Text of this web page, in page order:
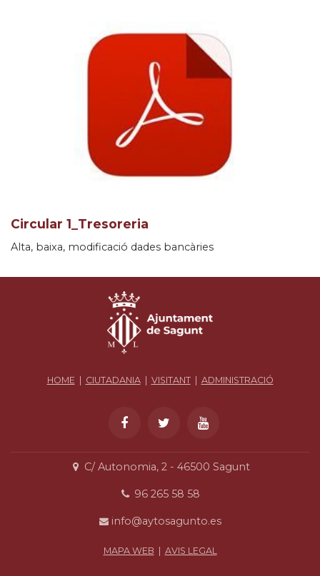
Circular 1_Tresoreria
Alta, baixa, modificació dades bancàries
HOME| CIUTADANIA| VISITANT| ADMINISTRACIÓ
C/ Autonomia, 2 - 46500 Sagunt
96 265 58 58
info@aytosagunto.es
MAPA WEB AVIS LEGAL